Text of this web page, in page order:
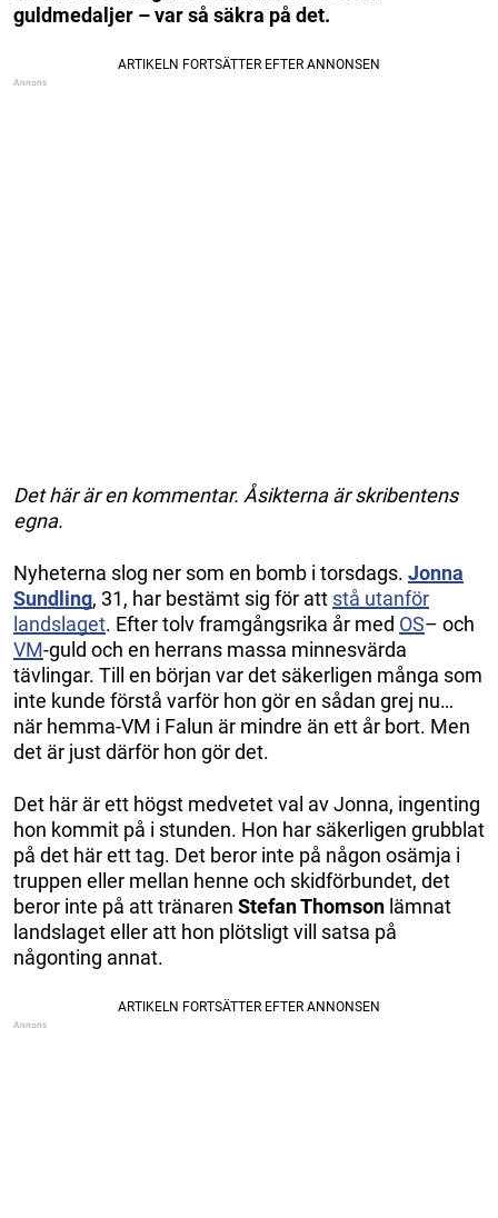
guldmedaljer – var så säkra på det.
Det här är en kommentar. Åsikterna är skribentens
egna.
Nyheterna slog ner som en bomb i torsdags. Jonna
Sundling, 31, har bestämt sig för att stå utanför
landslaget. Efter tolv framgångsrika år med OS– och
VM-guld och en herrans massa minnesvärda
tävlingar. Till en början var det säkerligen många som
inte kunde förstå varför hon gör en sådan grej nu…
när hemma-VM i Falun är mindre än ett år bort. Men
det är just därför hon gör det.
Det här är ett högst medvetet val av Jonna, ingenting
hon kommit på i stunden. Hon har säkerligen grubblat
på det här ett tag. Det beror inte på någon osämja i
truppen eller mellan henne och skidförbundet, det
beror inte på att tränaren Stefan Thomson lämnat
landslaget eller att hon plötsligt vill satsa på
någonting annat.